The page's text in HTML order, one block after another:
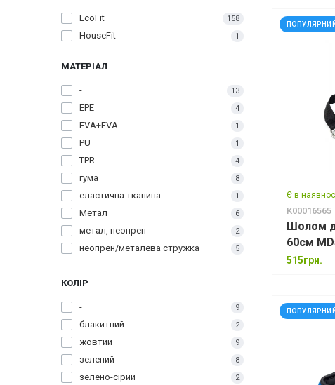
EcoFit 158
HouseFit 1
МАТЕРІАЛ
- 13
EPE 4
EVA+EVA 1
PU 1
TPR 4
гума 8
еластична тканина 1
Метал 6
метал, неопрен 2
неопрен/металева стружка 5
Пластик, гума
поліестер, бавовна
КОЛІР
- 9
блакитний 2
жовтий 9
зелений 8
зелено-сірий 2
ПОПУЛЯРНИЙ
Є в
К00016565
Шолом
60см
515грн.
ПОПУЛЯРНИЙ